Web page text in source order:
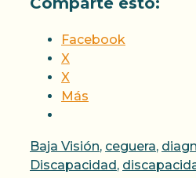
Facebook
X
X
Más
Categorías
Baja Visión, ceguera,
Discapacidad,